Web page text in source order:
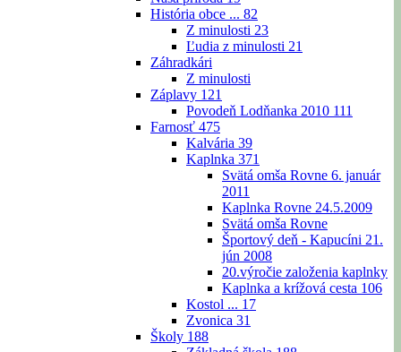
História obce ... 82
Z minulosti 23
Ľudia z minulosti 21
Záhradkári
Z minulosti
Záplavy 121
Povodeň Lodňanka 2010 111
Farnosť 475
Kalvária 39
Kaplnka 371
Svätá omša Rovne 6. január
2011
Kaplnka Rovne 24.5.2009
Svätá omša Rovne
Športový deň - Kapucíni 21.
jún 2008
20.výročie založenia kaplnky
Kaplnka a krížová cesta 106
Kostol ... 17
Zvonica 31
Školy 188